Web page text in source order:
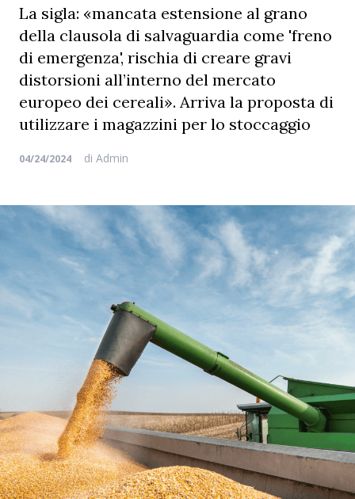
La sigla: «mancata estensione al grano
della clausola di salvaguardia come 'freno
di emergenza', rischia di creare gravi
distorsioni all’interno del mercato
europeo dei cereali». Arriva la proposta di
utilizzare i magazzini per lo stoccaggio
04/24/2024 di Admin